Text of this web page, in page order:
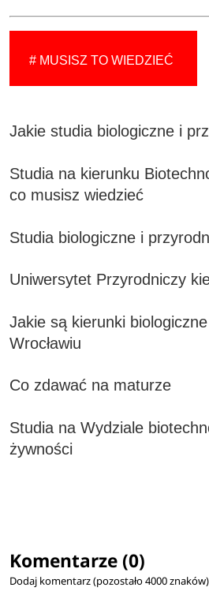
# MUSISZ TO WIEDZIEĆ
Jakie studia biologiczne i
Studia na kierunku
co musisz wiedzieć
Studia biologiczne i
Uniwersytet Przyrodniczy
Jakie są kierunki
Wrocławiu
Co zdawać na maturze
Studia na Wydziale
żywności
Komentarze (0)
Dodaj komentarz (pozostało4000znaków)